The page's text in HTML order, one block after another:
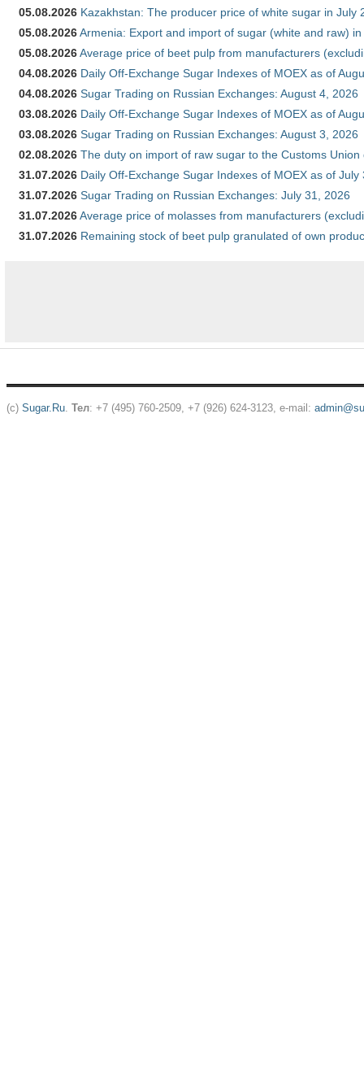
05.08.2026 Kazakhstan: The producer price of white sugar in July
05.08.2026Armenia: Export and import of sugar (white and raw)
05.08.2026Average price of beet pulp from manufacturers
04.08.2026 Daily Off-Exchange Sugar Indexes of MOEX as of
04.08.2026 Sugar Trading on Russian Exchanges: August 4, 2026
03.08.2026 Daily Off-Exchange Sugar Indexes of MOEX as of
03.08.2026 Sugar Trading on Russian Exchanges: August 3, 2026
02.08.2026 The duty on import of raw sugar to the Customs
31.07.2026 Daily Off-Exchange Sugar Indexes of MOEX as of July
31.07.2026 Sugar Trading on Russian Exchanges: July 31, 2026
31.07.2026Average price of molasses from manufacturers
31.07.2026 Remaining stock of beet pulp granulated of own
(c) Sugar.Ru. Тел: +7 (495) 760-2509, +7 (926) 624-3123, e-mail: